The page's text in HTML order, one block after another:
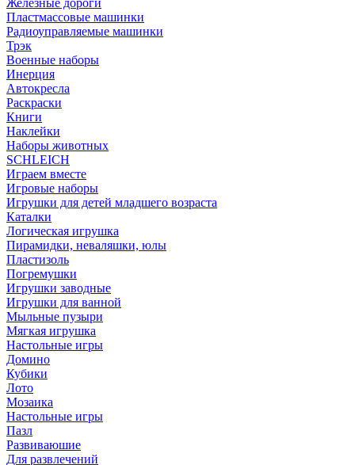
Железные дороги
Пластмассовые машинки
Радиоуправляемые машинки
Трэк
Военные наборы
Инерция
Автокресла
Раскраски
Книги
Наклейки
Наборы животных
SCHLEICH
Играем вместе
Игровые наборы
Игрушки для детей младшего возраста
Каталки
Логическая игрушка
Пирамидки, неваляшки, юлы
Пластизоль
Погремушки
Игрушки заводные
Игрушки для ванной
Мыльные пузыри
Мягкая игрушка
Настольные игры
Домино
Кубики
Лото
Мозаика
Настольные игры
Пазл
Развиваюшие
Для развлечений